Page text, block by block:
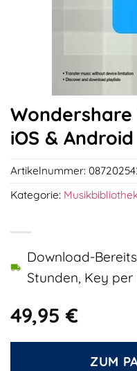
Wondershare
iOS & Android
49,95€
Download-
Stunden, Key per
ZUM
Artikelnummer:
Kategorie: